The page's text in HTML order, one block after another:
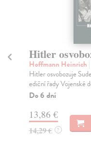
Hitler
Hoffmann Heinrich
Hitler osvobozuje
ediční řady Vojenské
Do 6 dní
13,86 €
14,29 € ?